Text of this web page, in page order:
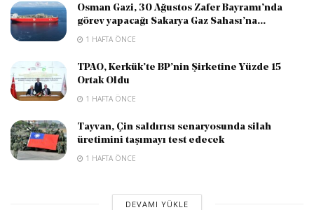
Osman Gazi, 30 Ağustos Zafer Bayramı’nda
görev yapacağı Sakarya Gaz Sahası’na...
1 HAFTA ÖNCE
TPAO, Kerkük’te BP’nin Şirketine Yüzde 15
Ortak Oldu
1 HAFTA ÖNCE
Tayvan, Çin saldırısı senaryosunda silah
üretimini taşımayı test edecek
1 HAFTA ÖNCE
DEVAMI YÜKLE